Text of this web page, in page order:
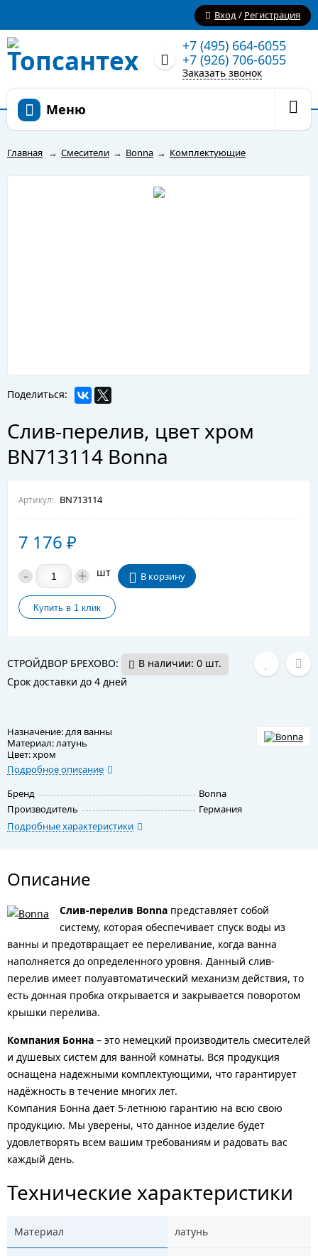
Вход/ Регистрация
+7 (495) 664-6055
+7 (926) 706-6055
Заказать звонок
Меню
Главная → Смесители → Bonna → Комплектующие
Поделиться:
Слив-перелив, цвет хром
BN713114 Bonna
Артикул: BN713114
7 176 ₽
- + шт В корзину
СТРОЙДВОР БРЕХОВО:
В наличии: 0 шт.
Срок доставки до 4 дней
Назначение: для ванны
Материал: латунь
Цвет: хром
Подробное описание
Бренд
Bonna
Производитель
Германия
Подробные характеристики
Описание
Слив-перелив Bonna представляет собой
систему, которая обеспечивает спуск воды из
ванны и предотвращает ее переливание, когда ванна
наполняется до определенного уровня. Данный слив-
перелив имеет полуавтоматический механизм действия, то
есть донная пробка открывается и закрывается поворотом
крышки перелива.
Компания Бонна – это немецкий производитель смесителей
и душевых систем для ванной комнаты. Вся продукция
оснащена надежными комплектующими, что гарантирует
надёжность в течение многих лет.
Компания Бонна дает 5-летнюю гарантию на всю свою
продукцию. Мы уверены, что данное изделие будет
удовлетворять всем вашим требованиям и радовать вас
каждый день.
Технические характеристики
Материал латунь